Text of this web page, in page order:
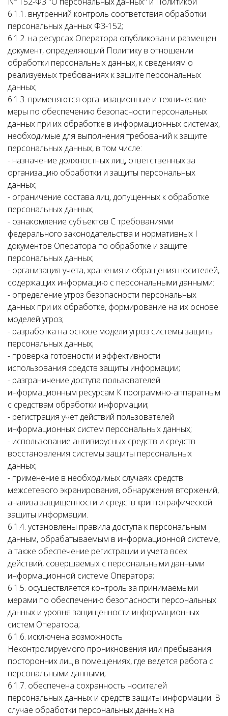
6.1.1. внутренний контроль соответствия обработки
персональных данных Ф3-152;
6.1.2. на ресурсах Оператора опубликован и размещен
документ, определяющий Политику в отношении
обработки персональных данных, к сведениям о
реализуемых требованиях к защите персональных
данных;
6.1.3. применяются организационные и технические
меры по обеспечению безопасности персональных
данных при их обработке в информационных системах,
необходимые для выполнения требований к защите
персональных данных, в том числе:
- назначение должностных лиц, ответственных за
организацию обработки и защиты персональных
данных;
- ограничение состава лиц, допущенных к обработке
персональных данных;
- ознакомление субъектов С требованиями
федерального законодательства и нормативных І
документов Оператора по обработке и защите
персональных данных;
- организация учета, хранения и обращения носителей,
содержащих информацию с персональными данными:
- определение угроз безопасности персональных
данных при их обработке, формирование на их основе
моделей угроз;
- разработка на основе модели угроз системы защиты
персональных данных;
- проверка готовности и эффективности
использования средств защиты информации;
- разграничение доступа пользователей
информационным ресурсам К программно-аппаратным
с средствам обработки информации;
- регистрация учет действий пользователей
информационных систем персональных данных;
- использование антивирусных средств и средств
восстановления системы защиты персональных
данных;
- применение в необходимых случаях средств
межсетевого экранирования, обнаружения вторжений,
анализа защищенности и средств криптографической
защиты информации.
6.1.4. установлены правила доступа к персональным
данным, обрабатываемым в информационной системе,
а также обеспечение регистрации и учета всех
действий, совершаемых с персональными данными
информационной системе Оператора;
6.1.5. осуществляется контроль за принимаемыми
мерами по обеспечению безопасности персональных
данных и уровня защищенности информационных
систем Оператора;
6.1.6. исключена возможность
Неконтролируемого проникновения или пребывания
посторонних лиц в помещениях, где ведется работа с
персональными данными;
6.1.7. обеспечена сохранность носителей
персональных данных и средств защиты информации. В
случае обработки персональных данных на